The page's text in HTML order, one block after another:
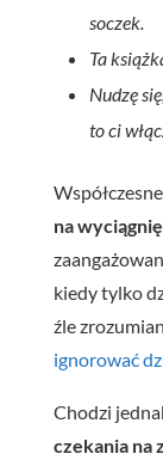
soczek.
Ta
Nudzę
to ci
na
kiedy tylko
źle
ignorować
Chodzi
czekania na